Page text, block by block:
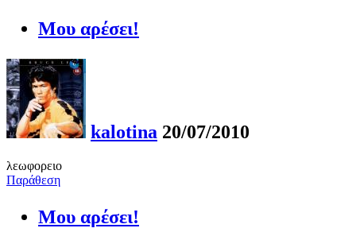
Μου αρέσει!
kalotina 20/07/2010
λεωφορειο
Παράθεση
Μου αρέσει!